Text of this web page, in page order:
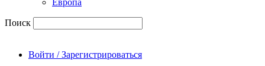
Европа
Поиск
Войти / Зарегистрироваться